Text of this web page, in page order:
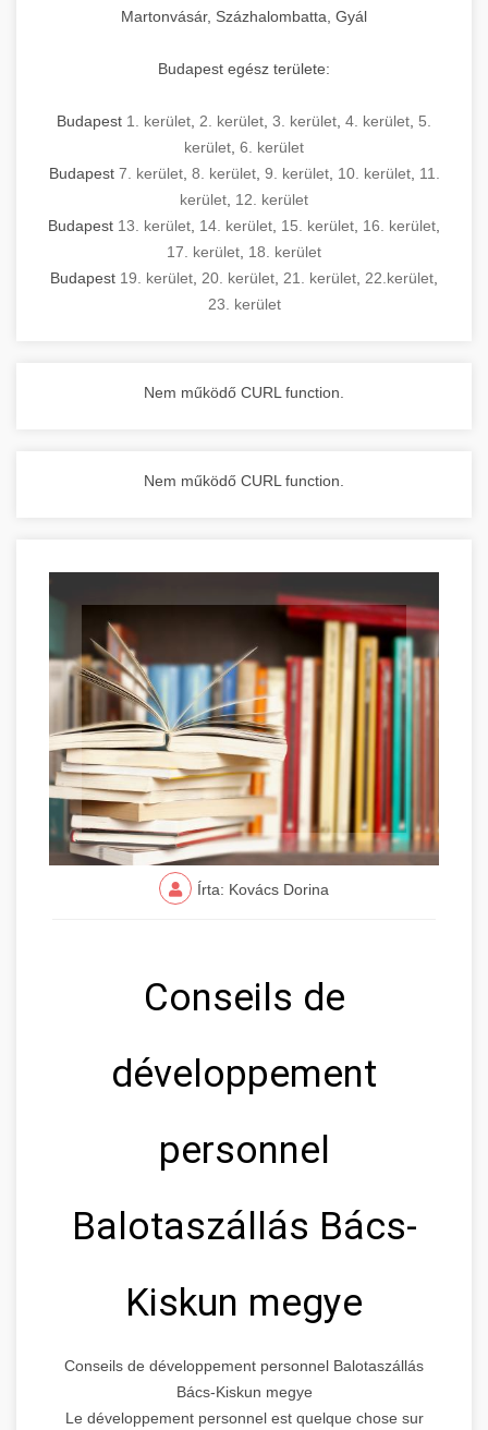
Martonvásár, Százhalombatta, Gyál
Budapest egész területe:
Budapest 1. kerület 2. kerület 3. kerület 4. kerület 5.
kerület 6. kerület
Budapest 7. kerület, 8. kerület, 9. kerület, 10. kerület, 11.
kerület 12. kerület
Budapest 13. kerület 14. kerület 15. kerület 16. kerület
17. kerület 18. kerület
Budapest 19. kerület 20. kerület 21. kerület 22.kerület
23. kerület
Nem működő CURL function.
Nem működő CURL function.
Írta: Kovács Dorina
Conseils de
développement
personnel
Balotaszállás Bács-
Kiskun megye
Conseils de développement personnel Balotaszállás
Bács-Kiskun megye
Le développement personnel est quelque chose sur